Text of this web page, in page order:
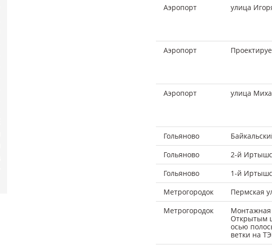
Аэропорт улица
Аэропорт
Аэропорт
улица
Гольяново
Гольяново
2-й
Гольяново
1-й
Метрогородок
Пермская
Метрогородок
Монтажная
Открытым
осью
ветки на